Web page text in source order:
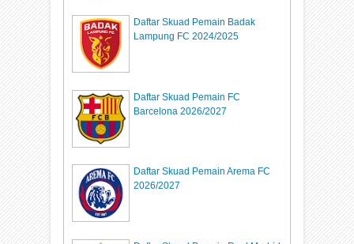
Daftar Skuad Pemain Badak
Lampung FC 2024/2025
Daftar Skuad Pemain FC
Barcelona 2026/2027
Daftar Skuad Pemain Arema FC
2026/2027